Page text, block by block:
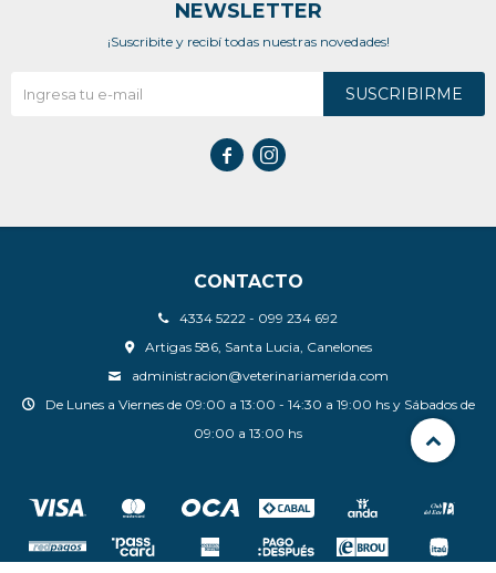
CONTACTO
4334 5222 - 099 234 692
Artigas 586, Santa Lucia, Canelones
administracion@veterinariamerida.com
De Lunes a Viernes de 09:00 a 13:00 - 14:30 a 19:00 hs y Sábados de
09:00 a 13:00 hs
NEWSLETTER
¡Suscribite y recibí todas nuestras novedades!
SUSCRIBIRME
 